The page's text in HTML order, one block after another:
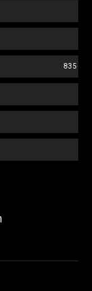
835